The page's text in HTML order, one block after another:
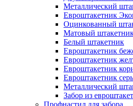
Металлический
Евроштакетник
Оцинкованный
Матовый
Белый штакетник
Евроштакетник
Евроштакетник
Евроштакетник
Евроштакетник
Металлический
Забор из
Профнастил для забора